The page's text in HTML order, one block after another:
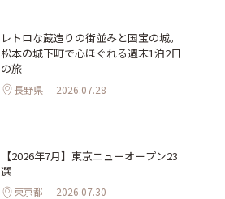
レトロな蔵造りの街並みと国宝の城。
松本の城下町で心ほぐれる週末1泊2日
の旅
長野県 2026.07.28
【2026年7月】東京ニューオープン23
選
東京都 2026.07.30